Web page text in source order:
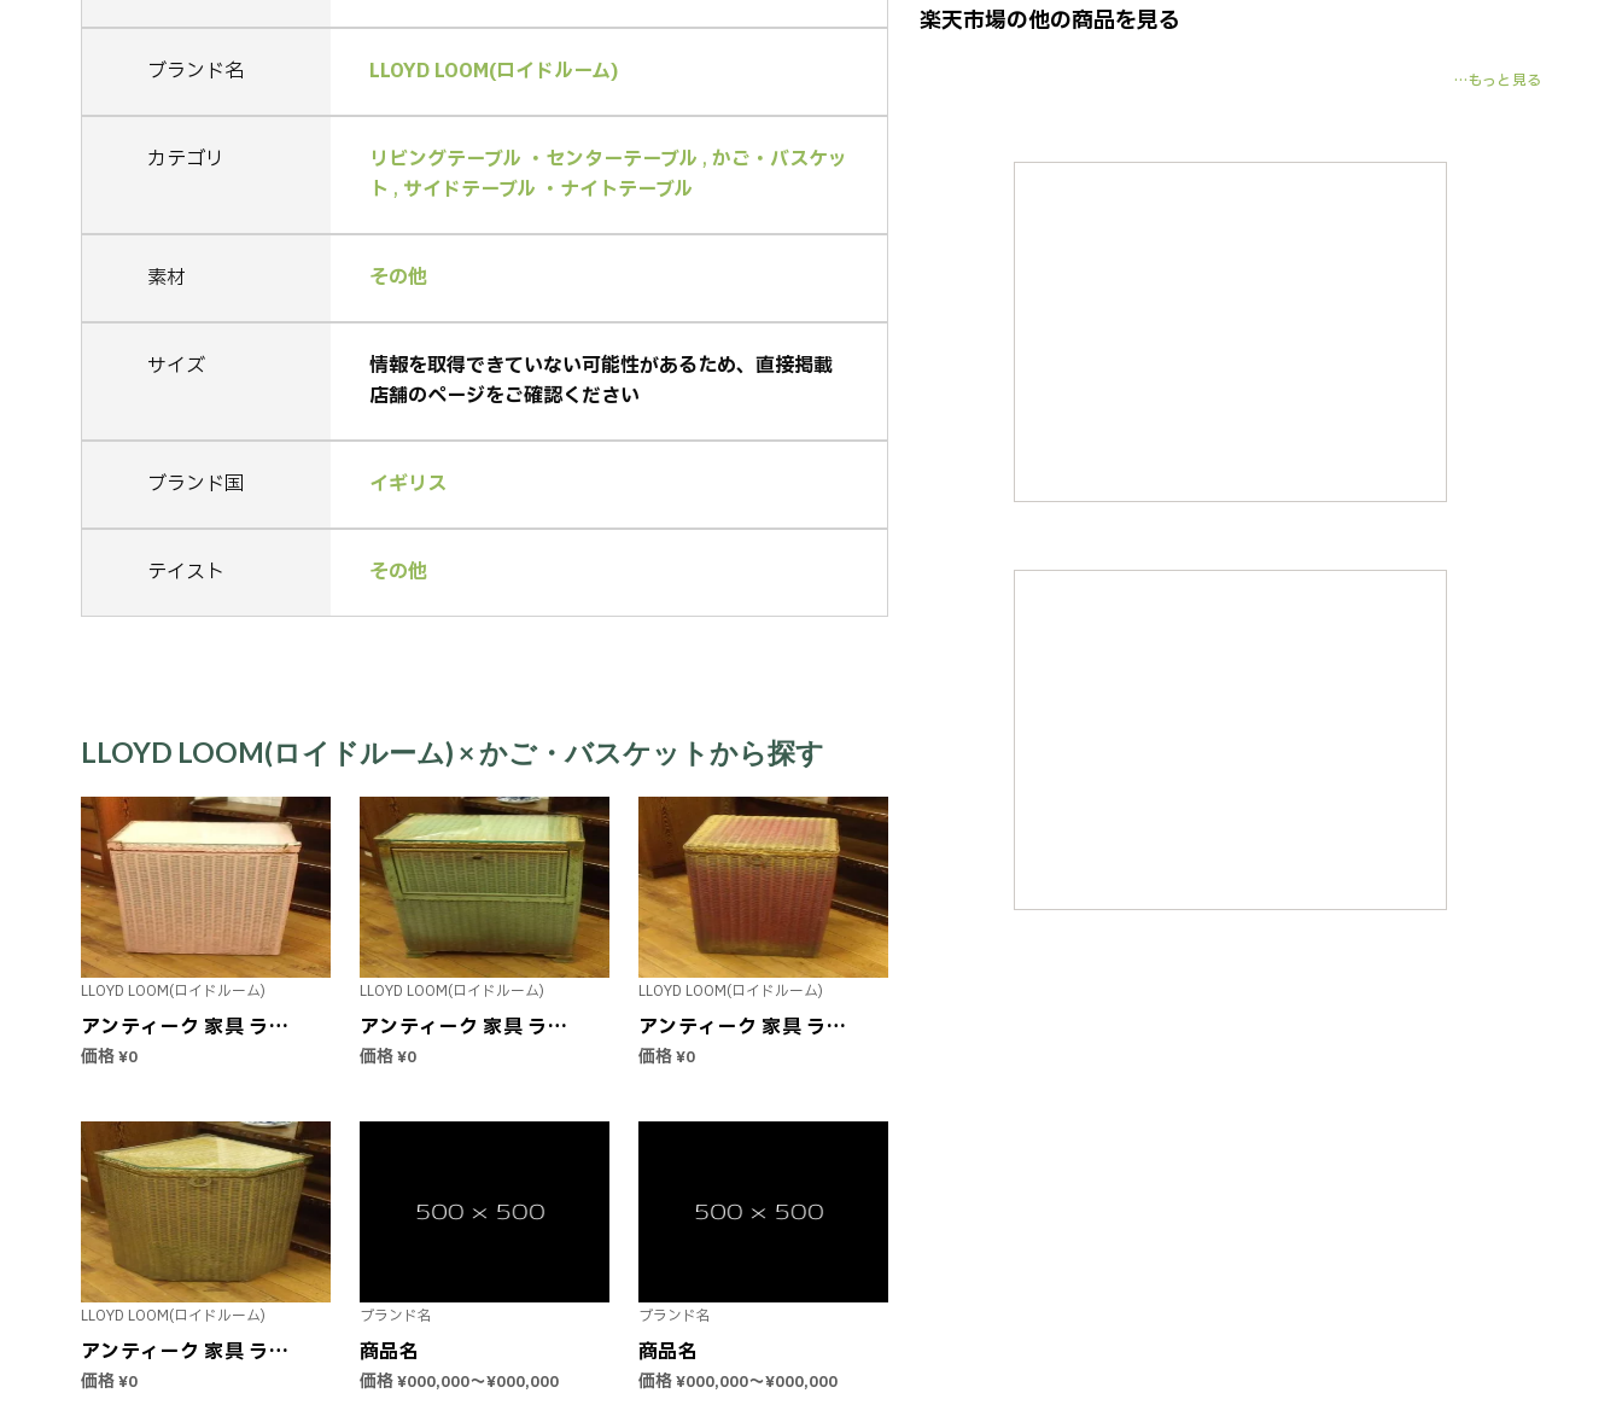
ブランド名 LLOYD LOOM(ロイドルーム)
カテゴリ リビングテーブル ・センターテーブル , かご・バスケッ
ト , サイドテーブル ・ナイトテーブル
素材 その他
サイズ
情報を取得できていない可能性があるため、直接掲載
店舗のページをご確認ください
ブランド国 イギリス
テイスト その他
LLOYD LOOM(ロイドルーム) × かご・バスケットから探す
LLOYD LOOM(ロイドルーム)
アンティーク 家具 ラン
ドリーバスケット ガラ
1900年代中期 英国直輸
入 ヴィンテージ インテ
リア 欧州雑貨 収納 蓋付
き ボックス イギリス 中
古品
価格¥0
LLOYD LOOM(ロイドルーム)
アンティーク 家具 ラン
ドリーバスケット ガラ
インテリア 雑貨 収納 蓋
価格¥0
LLOYD LOOM(ロイドルーム)
アンティーク 家具 ラン
ドリーバスケット ピン
収納 蓋付き ボックス イ
価格¥0
LLOYD LOOM(ロイドルーム)
アンティーク 家具 ラン
ドリーバスケット ガラ
価格¥0
ブランド名
商品名
価格¥000,000〜¥000,000
ブランド名
商品名
価格¥000,000〜¥000,000
楽天市場の他の商品を見る
…もっと見る